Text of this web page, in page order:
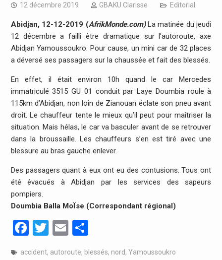
12 décembre 2019 GBAKU Clarisse Editorial
Abidjan, 12-12-2019 (AfrikMonde.com)La matinée du jeudi
12 décembre a failli être dramatique sur l’autoroute, axe
Abidjan Yamoussoukro. Pour cause, un mini car de 32 places
a déversé ses passagers sur la chaussée et fait des blessés.
En effet, il était environ 10h quand le car Mercedes
immatriculé 3515 GU 01 conduit par Laye Doumbia roule à
115km d’Abidjan, non loin de Zianouan éclate son pneu avant
droit. Le chauffeur tente le mieux qu’il peut pour maîtriser la
situation. Mais hélas, le car va basculer avant de se retrouver
dans la broussaille. Les chauffeurs s’en est tiré avec une
blessure au bras gauche enlever.
Des passagers quant à eux ont eu des contusions. Tous ont
été évacués à Abidjan par les services des sapeurs
pompiers.
Doumbia Balla MoÏse (Correspondant régional)
Facebook
Twitter
EmailPartager
accident, autoroute, blessés, nord, Yamoussoukro